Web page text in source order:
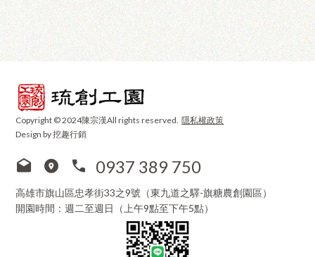
Copyright © 2024陳宗漢All rights reserved.隱私權政策
Design by 挖趣行銷
0937 389 750
高雄市旗山區忠孝街33之9號（東九道之驛-旗糖農創園區）
開園時間：週二至週日（上午9點至下午5點）